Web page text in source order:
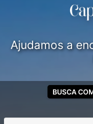
Ajudamos a
BUSCA